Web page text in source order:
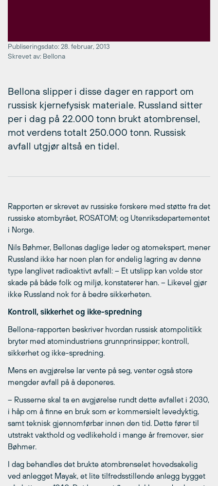
Publiseringsdato: 28. februar, 2013
Skrevet av: Bellona
Bellona slipper i disse dager en rapport om
russisk kjernefysisk materiale. Russland sitter
per i dag på 22.000 tonn brukt atombrensel,
mot verdens totalt 250.000 tonn. Russisk
avfall utgjør altså en tidel.
Rapporten er skrevet av russiske forskere med støtte fra det
russiske atombyrået, ROSATOM; og Utenriksdepartementet
i Norge.
Nils Bøhmer, Bellonas daglige leder og atomekspert, mener
Russland ikke har noen plan for endelig lagring av denne
type langlivet radioaktivt avfall: – Et utslipp kan volde stor
skade på både folk og miljø, konstaterer han. – Likevel gjør
ikke Russland nok for å bedre sikkerheten.
Kontroll, sikkerhet og ikke-spredning
Bellona-rapporten beskriver hvordan russisk atompolitikk
bryter med atomindustriens grunnprinsipper; kontroll,
sikkerhet og ikke-spredning.
Mens en avgjørelse lar vente på seg, venter også store
mengder avfall på å deponeres.
– Russerne skal ta en avgjørelse rundt dette avfallet i 2030,
i håp om å finne en bruk som er kommersielt levedyktig,
samt teknisk gjennomførbar innen den tid. Dette fører til
utstrakt vakthold og vedlikehold i mange år fremover, sier
Bøhmer.
I dag behandles det brukte atombrenselet hovedsakelig
ved anlegget Mayak, et lite tilfredsstillende anlegg bygget